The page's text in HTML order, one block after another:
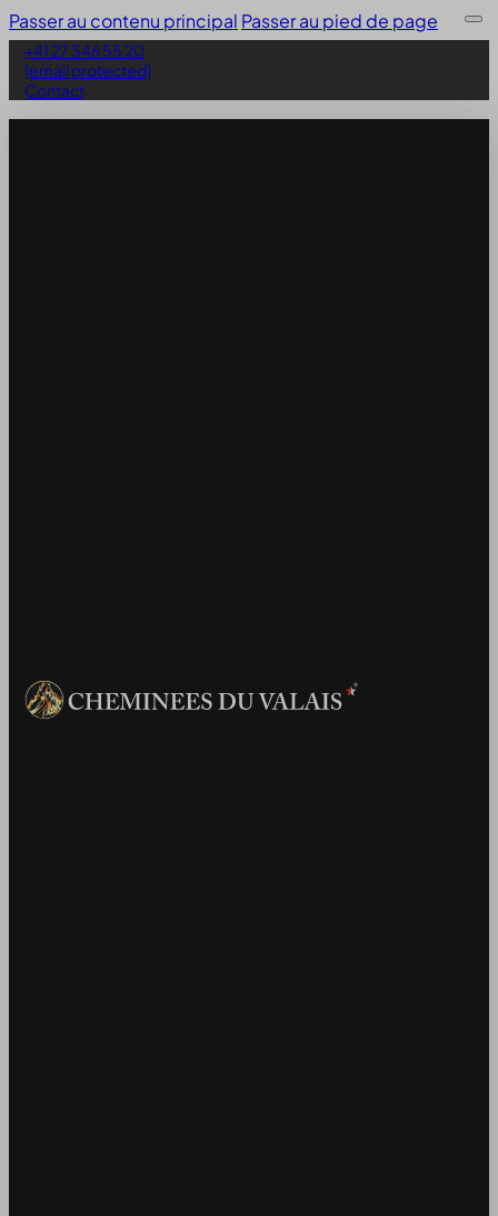
Passer au contenu principal Passer au pied de page
+41 27 346 55 20
[email protected]
Contact